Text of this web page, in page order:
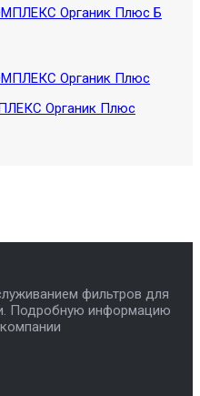
Органик Плюс Б
Органик Плюс
фильтров для
Подробную информацию